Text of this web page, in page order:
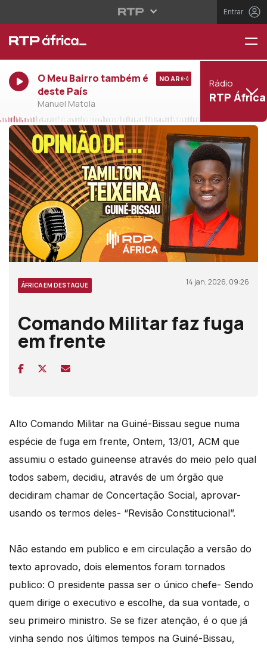
Entrar
O Meu Bairro também é
deste País
Manuel Matola
NO AR Rádio
RTP África
ÁFRICA EM DESTAQUE 14 jan, 2026, 09:26
Comando Militar faz fuga
em frente
Alto Comando Militar na Guiné-Bissau segue numa
espécie de fuga em frente, Ontem, 13/01, ACM que
assumiu o estado guineense através do meio pelo qual
todos sabem, decidiu, através de um órgão que
decidiram chamar de Concertação Social, aprovar-
usando os termos deles- “Revisão Constitucional”.
Não estando em publico e em circulação a versão do
texto aprovado, dois elementos foram tornados
publico: O presidente passa ser o único chefe- Sendo
quem dirige o executivo e escolhe, da sua vontade, o
seu primeiro ministro. Se se fizer atenção, é o que já
vinha sendo nos últimos tempos na Guiné-Bissau,